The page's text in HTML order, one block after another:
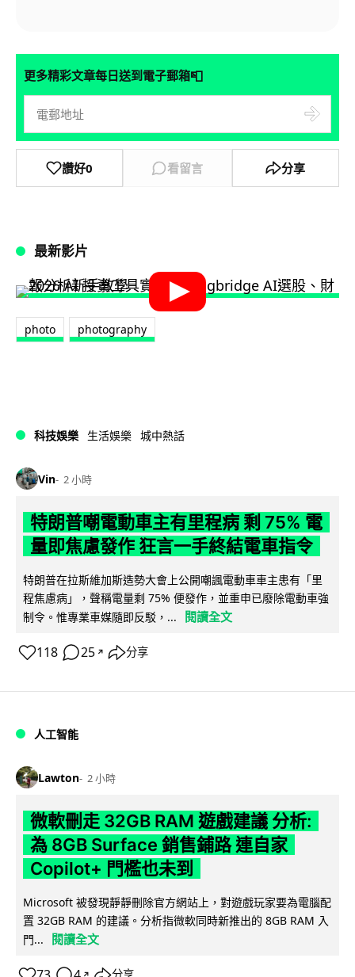
更多精彩文章每日送到電子郵箱📮
讚好0 看留言 分享
最新影片
photo photography
科技娛樂 生活娛樂 城中熱話
Vin 2 小時
特朗普嘲電動車主有里程病 剩 75% 電
量即焦慮發作 狂言一手終結電車指令
特朗普在拉斯維加斯造勢大會上公開嘲諷電動車車主患有「里
程焦慮病」，聲稱電量剩 75% 便發作，並重申已廢除電動車強
制令。惟專業車媒隨即反駁，...
閱讀全文
118 25 ↗ 分享
人工智能
Lawton 2 小時
微軟刪走 32GB RAM 遊戲建議 分析:
為 8GB Surface 銷售鋪路 連自家
Copilot+ 門檻也未到
Microsoft 被發現靜靜刪除官方網站上，對遊戲玩家要為電腦配
置 32GB RAM 的建議。分析指微軟同時新推出的 8GB RAM 入
門...
閱讀全文
↗